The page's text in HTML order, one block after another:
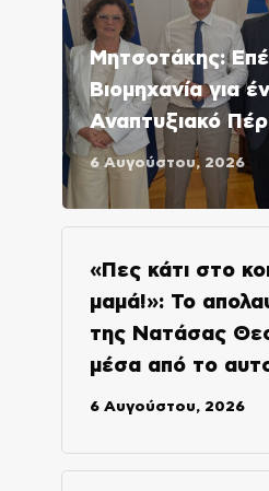
Μητσοτάκης:
Βιομηχανία για
Αναπτυξιακό
6 Αυγούστου, 2026
«Πες κάτι στο
μαμά!»: Το
της Νατάσας
μέσα από το
6 Αυγούστου, 2026